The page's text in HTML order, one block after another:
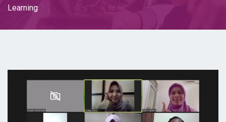
Learning